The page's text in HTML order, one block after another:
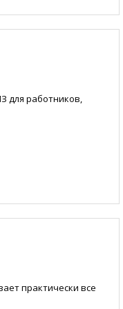
для работников,
практически все